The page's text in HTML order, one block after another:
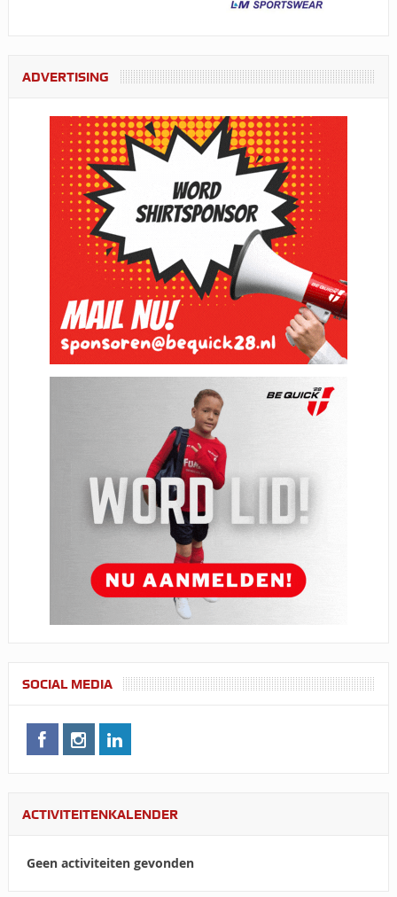
ADVERTISING
SOCIAL MEDIA
ACTIVITEITENKALENDER
Geen activiteiten gevonden